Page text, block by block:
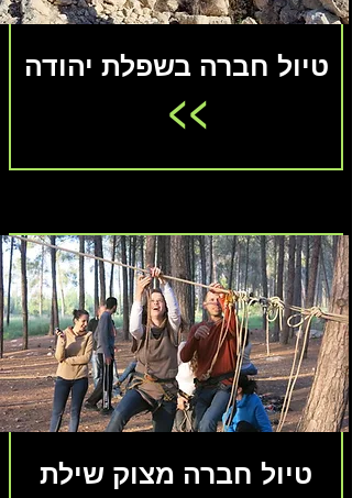
<<
טיול חברה בשפלת יהודה
טיול חברה מצוק שילת